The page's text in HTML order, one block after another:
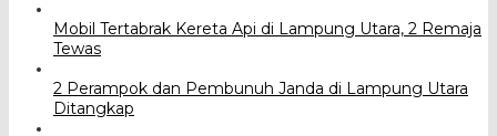
Mobil Tertabrak Kereta Api di Lampung Utara, 2 Remaja
Tewas
2 Perampok dan Pembunuh Janda di Lampung Utara
Ditangkap